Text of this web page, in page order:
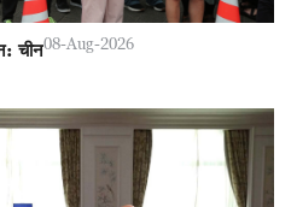
चीन08-Aug-2026